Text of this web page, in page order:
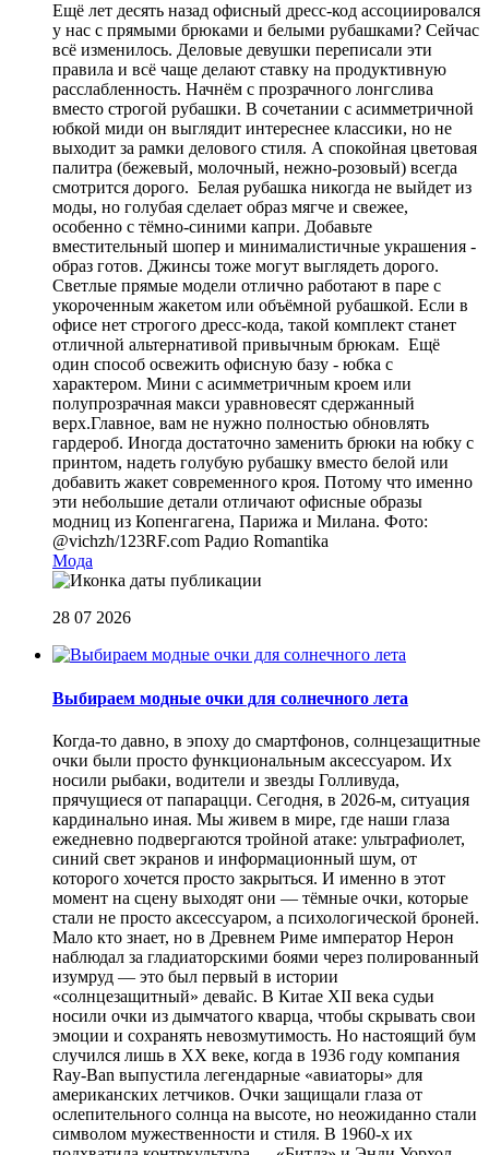
Ещё лет десять назад офисный дресс-код ассоциировался
у нас с прямыми брюками и белыми рубашками? Сейчас
всё изменилось. Деловые девушки переписали эти
правила и всё чаще делают ставку на продуктивную
расслабленность. Начнём с прозрачного лонгслива
вместо строгой рубашки. В сочетании с асимметричной
юбкой миди он выглядит интереснее классики, но не
выходит за рамки делового стиля. А спокойная цветовая
палитра (бежевый, молочный, нежно-розовый) всегда
смотрится дорого. Белая рубашка никогда не выйдет из
моды, но голубая сделает образ мягче и свежее,
особенно с тёмно-синими капри. Добавьте
вместительный шопер и минималистичные украшения -
образ готов. Джинсы тоже могут выглядеть дорого.
Светлые прямые модели отлично работают в паре с
укороченным жакетом или объёмной рубашкой. Если в
офисе нет строгого дресс-кода, такой комплект станет
отличной альтернативой привычным брюкам. Ещё
один способ освежить офисную базу - юбка с
характером. Мини с асимметричным кроем или
полупрозрачная макси уравновесят сдержанный
верх.Главное, вам не нужно полностью обновлять
гардероб. Иногда достаточно заменить брюки на юбку с
принтом, надеть голубую рубашку вместо белой или
добавить жакет современного кроя. Потому что именно
эти небольшие детали отличают офисные образы
модниц из Копенгагена, Парижа и Милана. Фото:
@vichzh/123RF.com Радио Romantika
Мода
28 07 2026
Выбираем модные очки для солнечного лета
Когда-то давно, в эпоху до смартфонов, солнцезащитные
очки были просто функциональным аксессуаром. Их
носили рыбаки, водители и звезды Голливуда,
прячущиеся от папарацци. Сегодня, в 2026-м, ситуация
кардинально иная. Мы живем в мире, где наши глаза
ежедневно подвергаются тройной атаке: ультрафиолет,
синий свет экранов и информационный шум, от
которого хочется просто закрыться. И именно в этот
момент на сцену выходят они — тёмные очки, которые
стали не просто аксессуаром, а психологической броней.
Мало кто знает, но в Древнем Риме император Нерон
наблюдал за гладиаторскими боями через полированный
изумруд — это был первый в истории
«солнцезащитный» девайс. В Китае XII века судьи
носили очки из дымчатого кварца, чтобы скрывать свои
эмоции и сохранять невозмутимость. Но настоящий бум
случился лишь в XX веке, когда в 1936 году компания
Ray-Ban выпустила легендарные «авиаторы» для
американских летчиков. Очки защищали глаза от
ослепительного солнца на высоте, но неожиданно стали
символом мужественности и стиля. В 1960-х их